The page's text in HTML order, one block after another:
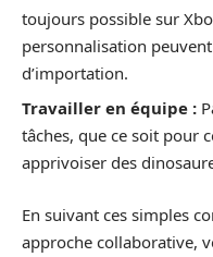
toujours possible sur
personnalisation
d’importation.
Travailler en équipe :
tâches, que ce soit pour
apprivoiser des
En suivant ces simples
approche collaborative,